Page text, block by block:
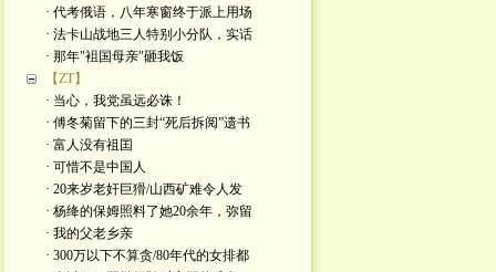
· 代考俄语，八年寒窗终于派上用场
· 法卡山战地三人特别小分队，实话
· 那年"袓国母亲"砸我饭
【ZT】
· 当心，我党虽远必诛！
· 傅冬菊留下的三封“死后拆阅”遗书
· 富人没有祖囯
· 可惜不是中国人
· 20来岁老奸巨猾/山西矿难令人发
· 杨绛的保姆照料了她20余年，弥留
· 我的父老乡亲
· 300万以下不算贪/80年代的女排都